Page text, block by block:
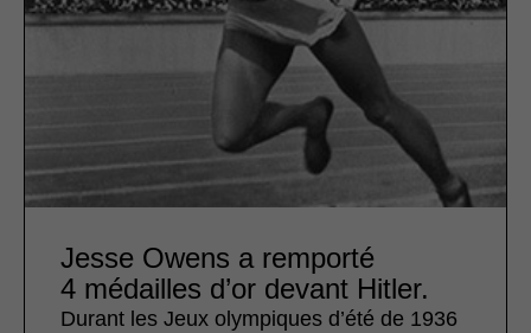
Jesse Owens a remporté
4 médailles d’or devant Hitler.
Durant les Jeux olympiques d’été de 1936